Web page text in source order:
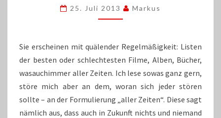
ZEITEN
25. Juli 2013 Markus
Sie erscheinen mit quälender Regelmäßigkeit: Listen
der besten oder schlechtesten Filme, Alben, Bücher,
wasauchimmer aller Zeiten. Ich lese sowas ganz gern,
störe mich aber an dem, woran sich jeder stören
sollte – an der Formulierung „aller Zeiten“. Diese sagt
nämlich aus, dass auch in Zukunft nichts und niemand